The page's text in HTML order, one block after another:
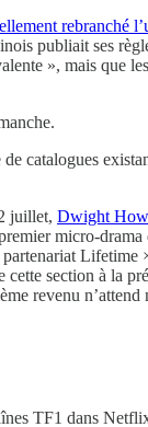
rebranché
publiait ses
», mais que
catalogues
juillet, Dwight
micro-
section à la
revenu n’attend
TF1 dans